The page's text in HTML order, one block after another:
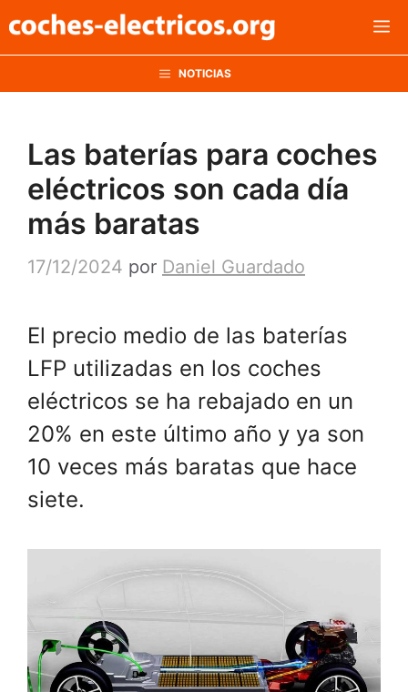
al
NOTICIAS
Las baterías para coches
eléctricos son cada día
más baratas
17/12/2024 por Daniel Guardado
El precio medio de las baterías
LFP utilizadas en los coches
eléctricos se ha rebajado en un
20% en este último año y ya son
10 veces más baratas que hace
siete.